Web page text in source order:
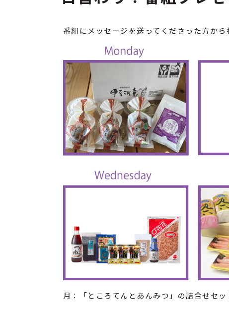
番組にメッセージを送ってくださった方か
月：「ところてんとあんみつ」の詰合せセッ